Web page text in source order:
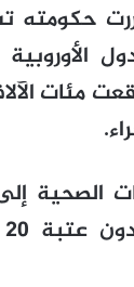
حكومته
مئات
الصحية